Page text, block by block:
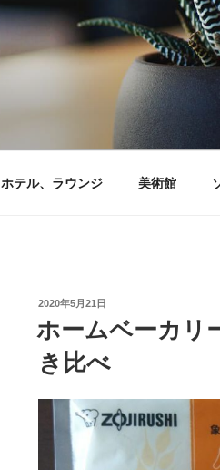
ホテル、ラウンジ 美術館
投
日:
2020年5月21日
ホームベーカリ
き比べ